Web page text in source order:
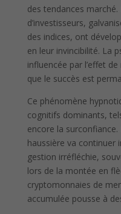
des tendances
d’investisseurs,
des indices, ont
en leur invincibilité. La
influencée par l’effet
que le succès est
Ce phénomène
cognitifs dominants,
encore la
haussière va continuer
gestion irréfléchie,
lors de la montée en
cryptomonnaies de
accumulée pousse à